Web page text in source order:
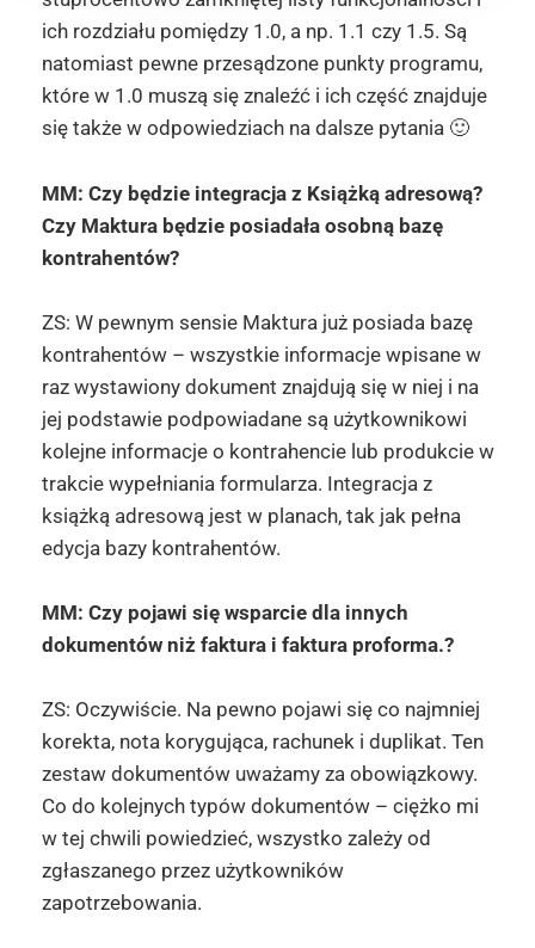
ich rozdziału pomiędzy 1.0, a np. 1.1 czy 1.5. Są
natomiast pewne przesądzone punkty programu,
które w 1.0 muszą się znaleźć i ich część znajduje
się także w odpowiedziach na dalsze pytania 🙂
MM: Czy będzie integracja z Książką adresową?
Czy Maktura będzie posiadała osobną bazę
kontrahentów?
ZS: W pewnym sensie Maktura już posiada bazę
kontrahentów – wszystkie informacje wpisane w
raz wystawiony dokument znajdują się w niej i na
jej podstawie podpowiadane są użytkownikowi
kolejne informacje o kontrahencie lub produkcie w
trakcie wypełniania formularza. Integracja z
książką adresową jest w planach, tak jak pełna
edycja bazy kontrahentów.
MM: Czy pojawi się wsparcie dla innych
dokumentów niż faktura i faktura proforma.?
ZS: Oczywiście. Na pewno pojawi się co najmniej
korekta, nota korygująca, rachunek i duplikat. Ten
zestaw dokumentów uważamy za obowiązkowy.
Co do kolejnych typów dokumentów – ciężko mi
w tej chwili powiedzieć, wszystko zależy od
zgłaszanego przez użytkowników
zapotrzebowania.